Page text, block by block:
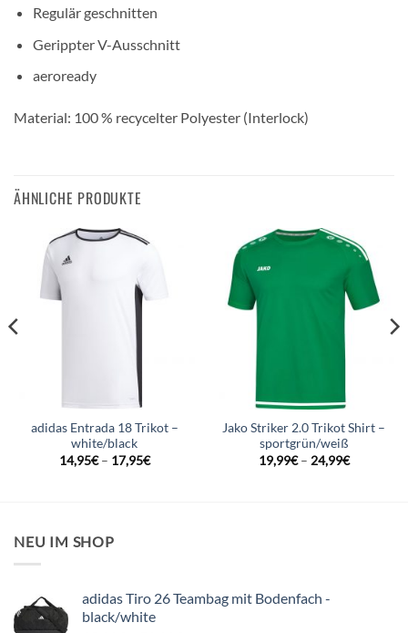
Regulär geschnitten
Gerippter V-Ausschnitt
aeroready
Material: 100 % recycelter Polyester (Interlock)
ÄHNLICHE PRODUKTE
adidas Entrada 18 Trikot –
white/black
14,95€– 17,95€
Jako Striker 2.0 Trikot Shirt –
sportgrün/weiß
19,99€– 24,99€
NEU IM SHOP
adidas Tiro 26 Teambag mit Bodenfach -
black/white